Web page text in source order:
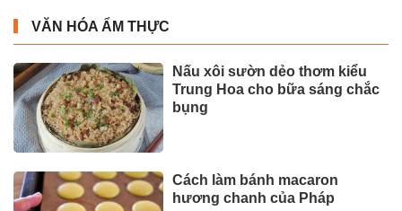
VĂN HÓA ẨM THỰC
Nấu xôi sườn dẻo thơm kiểu
Trung Hoa cho bữa sáng chắc
bụng
Cách làm bánh macaron
hương chanh của Pháp